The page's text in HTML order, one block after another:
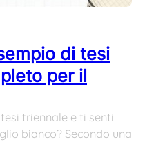
di tesi
per il
triennale e ti senti
bianco? Secondo una